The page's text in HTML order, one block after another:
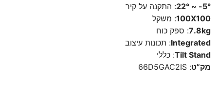
5°- ~ 22°
: התקנה על קיר
100X100: משקל
7.8kg: ספק כוח
Integrated: תכונות עיצוב
Tilt Stand: כללי
מק”ט: 66D5GAC2IS